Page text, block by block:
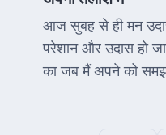
आज सुबह से ही मन
परेशान और उदास हो
का जब मैं अपने को